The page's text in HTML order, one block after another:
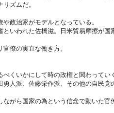
ズムだ。
政治家がモデルとなっている。
といわれた佐橋滋。日米貿易摩擦が
僚の実直な働き方。
くいかにして時の政権と関わってい
人派、佐藤栄作派、その他の自民党
がら国家の為という信念で動いた官